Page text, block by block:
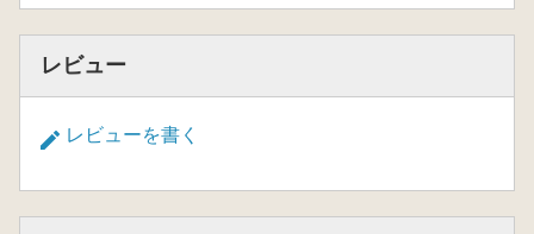
レビュー
レビューを書く